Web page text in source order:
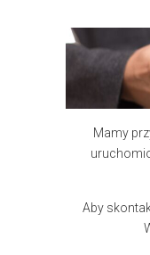
Mamy
Aby